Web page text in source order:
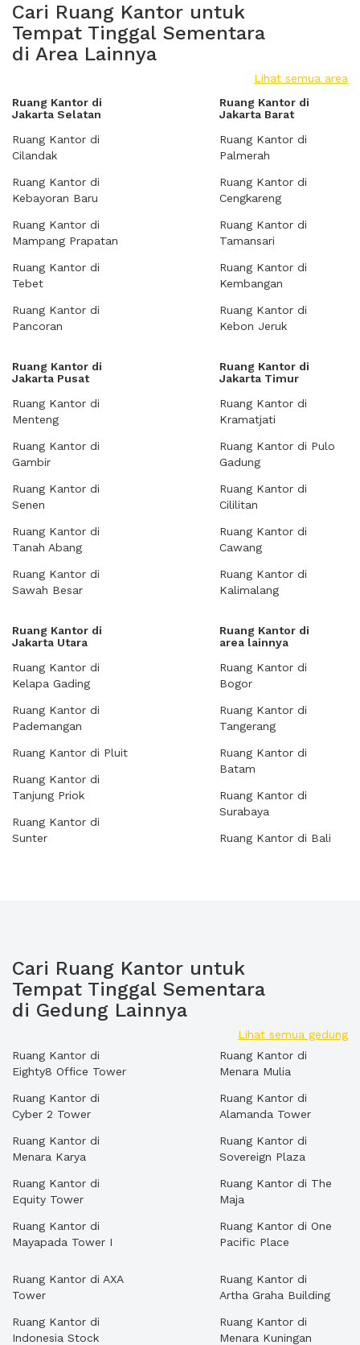
Cari Ruang Kantor untuk
Tempat Tinggal Sementara
di Area Lainnya
Lihat semua area
Ruang Kantor di
Jakarta Selatan
Ruang Kantor di
Cilandak
Ruang Kantor di
Kebayoran Baru
Ruang Kantor di
Mampang Prapatan
Ruang Kantor di
Tebet
Ruang Kantor di
Pancoran
Ruang Kantor di
Jakarta Barat
Ruang Kantor di
Palmerah
Ruang Kantor di
Cengkareng
Ruang Kantor di
Tamansari
Ruang Kantor di
Kembangan
Ruang Kantor di
Kebon Jeruk
Ruang Kantor di
Jakarta Pusat
Ruang Kantor di
Menteng
Ruang Kantor di
Gambir
Ruang Kantor di
Senen
Ruang Kantor di
Tanah Abang
Ruang Kantor di
Sawah Besar
Ruang Kantor di
Jakarta Timur
Ruang Kantor di
Kramatjati
Ruang Kantor di Pulo
Gadung
Ruang Kantor di
Cililitan
Ruang Kantor di
Cawang
Ruang Kantor di
Kalimalang
Ruang Kantor di
Jakarta Utara
Ruang Kantor di
Kelapa Gading
Ruang Kantor di
Pademangan
Ruang Kantor di Pluit
Ruang Kantor di
Tanjung Priok
Ruang Kantor di
Sunter
Ruang Kantor di
area lainnya
Ruang Kantor di
Bogor
Ruang Kantor di
Tangerang
Ruang Kantor di
Batam
Ruang Kantor di
Surabaya
Ruang Kantor di Bali
Cari Ruang Kantor untuk
Tempat Tinggal Sementara
di Gedung Lainnya
Lihat semua gedung
Ruang Kantor di
Eighty8 Office Tower
Ruang Kantor di
Cyber 2 Tower
Ruang Kantor di
Menara Karya
Ruang Kantor di
Equity Tower
Ruang Kantor di
Mayapada Tower I
Ruang Kantor di
Menara Mulia
Ruang Kantor di
Alamanda Tower
Ruang Kantor di
Sovereign Plaza
Ruang Kantor di The
Maja
Ruang Kantor di One
Pacific Place
Ruang Kantor di AXA
Tower
Ruang Kantor di
Indonesia Stock
Ruang Kantor di
Artha Graha Building
Ruang Kantor di
Menara Kuningan